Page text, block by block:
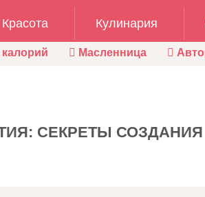
Красота Кулинария
калорий Масленница
СЕКРЕТЫ СОЗДАНИЯ